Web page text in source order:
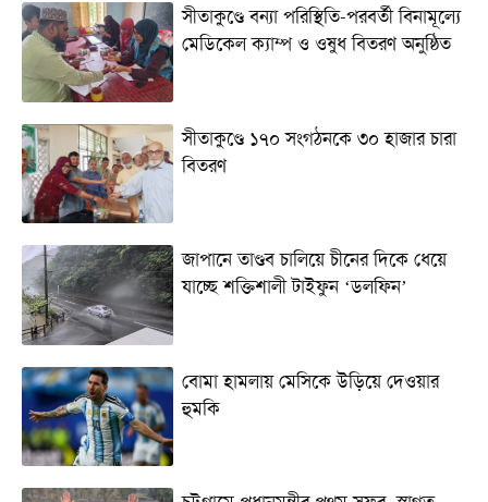
সীতাকুণ্ডে বন্যা পরিস্থিতি-পরবর্তী বিনামূল্যে
মেডিকেল ক্যাম্প ও ওষুধ বিতরণ অনুষ্ঠিত
সীতাকুণ্ডে ১৭০ সংগঠনকে ৩০ হাজার চারা
বিতরণ
জাপানে তাণ্ডব চালিয়ে চীনের দিকে ধেয়ে
যাচ্ছে শক্তিশালী টাইফুন ‘ডলফিন’
বোমা হামলায় মেসিকে উড়িয়ে দেওয়ার
হুমকি